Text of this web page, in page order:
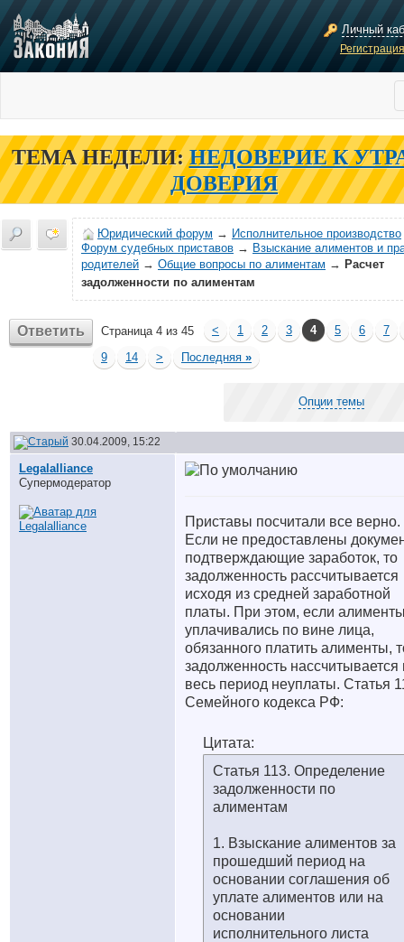
Личный
ТЕМА НЕДЕЛИ: НЕДОВЕРИЕ К
ДОВЕРИЯ
Юридический форум → Исполнительное производство
Форум судебных приставов → Взыскание алиментов и
родителей → Общие вопросы по алиментам → Расчет
задолженности по алиментам
Ответить Страница 4 из 45 < 1 2 3 4 5 6
7
9
14 > Последняя »
Опции темы
30.04.2009, 15:22
Legalalliance
Супермодератор
Приставы посчитали все верно.
Если не предоставлены
подтверждающие заработок, то
задолженность рассчитывается
исходя из средней заработной
платы. При этом, если
уплачивались по вине лица,
обязанного платить алименты,
задолженность нассчитывается
весь период неуплаты. Статья
Семейного кодекса РФ:
Цитата:
Статья 113. Определение
задолженности по
алиментам
1. Взыскание алиментов за
прошедший период на
основании соглашения об
уплате алиментов или на
основании
исполнительного листа